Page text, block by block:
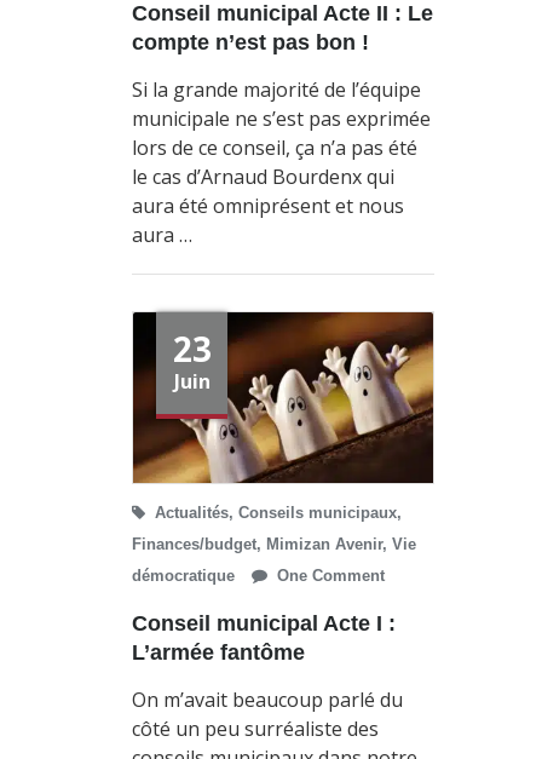
Conseil municipal Acte II : Le
compte n’est pas bon !
Si la grande majorité de l’équipe
municipale ne s’est pas exprimée
lors de ce conseil, ça n’a pas été
le cas d’Arnaud Bourdenx qui
aura été omniprésent et nous
aura …
23
Juin
Actualités, Conseils municipaux,
Finances/budget, Mimizan Avenir, Vie
démocratique
One Comment
Conseil municipal Acte I :
L’armée fantôme
On m’avait beaucoup parlé du
côté un peu surréaliste des